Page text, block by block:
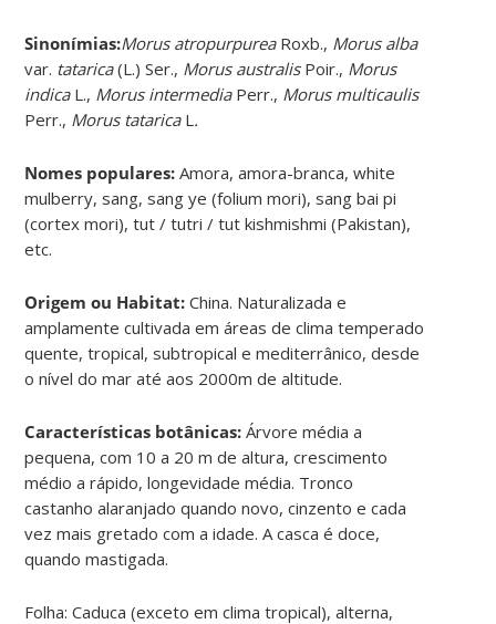
Sinonímias:Morus atropurpureaRoxb., Morus alba
var. tatarica(L.) Ser., Morus australisPoir., Morus
indicaL., Morus intermediaPerr., Morus multicaulis
Perr., Morus tataricaL .
Nomes populares:Amora, amora-branca, white
mulberry, sang, sang ye (folium mori), sang bai pi
(cortex mori), tut / tutri / tut kishmishmi (Pakistan),
etc.
Origem ou Habitat:China. Naturalizada e
amplamente cultivada em áreas de clima temperado
quente, tropical, subtropical e mediterrânico, desde
o nível do mar até aos 2000m de altitude.
Características botânicas:Árvore média a
pequena, com 10 a 20 m de altura, crescimento
médio a rápido, longevidade média. Tronco
castanho alaranjado quando novo, cinzento e cada
vez mais gretado com a idade. A casca é doce,
quando mastigada.
Folha: Caduca (exceto em clima tropical), alterna,